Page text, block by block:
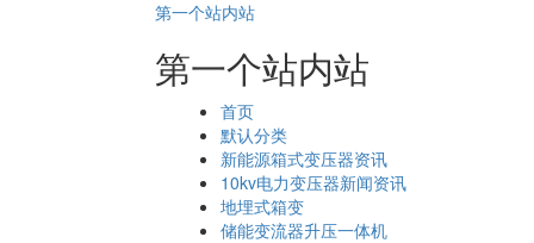
第一个站内站
第一个站内站
首页
默认分类
新能源箱式变压器资讯
10kv电力变压器新闻资讯
地埋式箱变
储能变流器升压一体机